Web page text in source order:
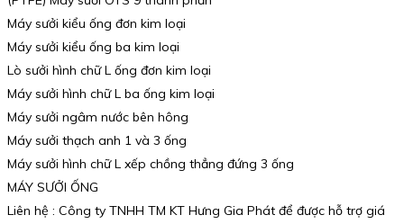
Máy sưởi kiểu ống đơn kim loại
Máy sưởi kiểu ống ba kim loại
Lò sưởi hình chữ L ống đơn kim loại
Máy sưởi hình chữ L ba ống kim loại
Máy sưởi ngâm nước bên hông
Máy sưởi thạch anh 1 và 3 ống
Máy sưởi hình chữ L xếp chồng thẳng đứng 3 ống
MÁY SƯỞI ỐNG
Liên hệ : Công ty TNHH TM KT Hưng Gia Phát để được hỗ trợ giá